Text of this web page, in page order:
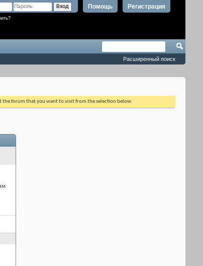
Регистрация
Помощь
Расширенный поиск
the forum that you want to visit from the selection below.